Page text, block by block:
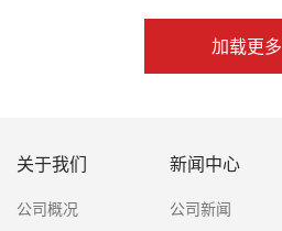
加载更多
关于我们
公司概况
新闻中心
公司新闻